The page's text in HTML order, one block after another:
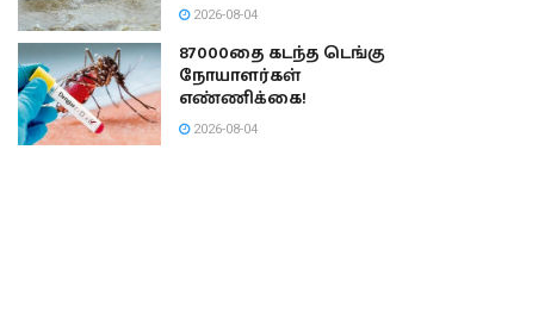
2026-08-04
87000தை கடந்த டெங்கு
நோயாளர்கள்
எண்ணிக்கை!
2026-08-04